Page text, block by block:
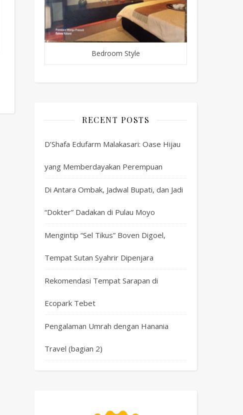
Bedroom Style
RECENT POSTS
D’Shafa Edufarm Malakasari: Oase Hijau
yang Memberdayakan Perempuan
Di Antara Ombak, Jadwal Bupati, dan Jadi
“Dokter” Dadakan di Pulau Moyo
Mengintip “Sel Tikus” Boven Digoel,
Tempat Sutan Syahrir Dipenjara
Rekomendasi Tempat Sarapan di
Ecopark Tebet
Pengalaman Umrah dengan Hanania
Travel (bagian 2)